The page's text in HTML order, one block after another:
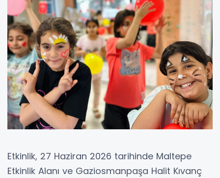
Etkinlik, 27 Haziran 2026 tarihinde Maltepe
Etkinlik Alanı ve Gaziosmanpaşa Halit Kıvanç